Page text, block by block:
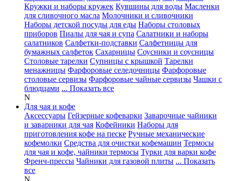
Кружки и наборы кружек Кувшины для воды Масленки
для сливочного масла Молочники и сливочники
Наборы детской посуды для еды Наборы столовых
приборов Пиалы для чая и супа Салатники и наборы
салатников Салфетки-подставки Салфетницы для
бумажных салфеток Сахарницы Соусники и соусницы
Столовые тарелки Супницы с крышкой Тарелки
менажницы Фарфоровые селедочницы Фарфоровые
столовые сервизы Фарфоровые чайные сервизы Чашки с
блюдцами ... Показать все
N
Для чая и кофе
Аксессуары Гейзерные кофеварки Заварочные чайники
и заварники для чая Кофейники Наборы для
приготовления кофе на песке Ручные механические
кофемолки Средства для очистки кофемашин Термосы
для чая и кофе, чайники термосы Турки для варки кофе
Френч-прессы Чайники для газовой плиты ... Показать
все
N